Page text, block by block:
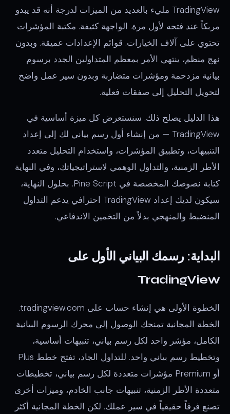
TradingView مليء بالعديد من الميزات لدرجة أنه قد يبدو
مربكاً عند فتحه لأول مرة. الواجهة كثيفة. مكتبة المؤشرات
تحتوي على آلاف الخيارات. قوائم الإعدادات عميقة. وبدون
نهج منظم، ينتهي الأمر بمعظم المتداولين الجدد برسوم
بيانية مزدحمة ومؤشرات متضاربة وبدون سير عمل واضح
لتحويل التحليل إلى صفقات فعلية.
هذا الدليل يصلح ذلك. سنستعرض كل ميزة أساسية في
TradingView — من إنشاء أول رسم بياني لك إلى إعداد
التنبيهات، وتطبيق المؤشرات، واستخدام التحليل متعدد
الأطر الزمنية، والتداول الوهمي لاستراتيجياتك، وفي النهاية
كتابة نصوصك المخصصة في Pine Script. بحلول النهاية،
سيكون لديك إعداد TradingView احترافي يدعم التداول
المنضبط والمنهجي بدلاً من التخمين الاندفاعي.
البداية: رسمك البياني الأول على
TradingView
الخطوة الأولى هي إنشاء حساب على tradingview.com.
الخطة المجانية تمنحك الوصول إلى محرك الرسوم البيانية
الكامل، مؤشر واحد لكل رسم بياني، تنبيهات أساسية،
وتخطيط رسم بياني واحد. للتداول الجاد، تفتح خطط Plus
أو Premium مؤشرات متعددة لكل رسم بياني، تخطيطات
متعددة الأطر الزمنية، تنبيهات جانب الخادم، وميزات أخرى
تصنع فرقاً حقيقياً في سير عملك. لكن الخطة المجانية أكثر